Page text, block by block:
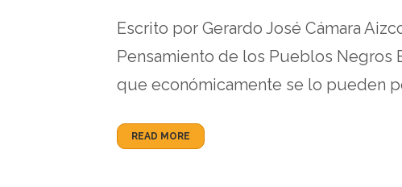
Escrito por Gerardo José Cámara
Pensamiento de los Pueblos
que económicamente se lo pueden
READ MORE